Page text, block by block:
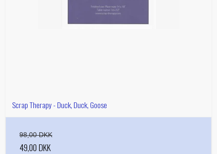
Scrap Therapy - Duck, Duck, Goose
98,00 DKK
49,00 DKK